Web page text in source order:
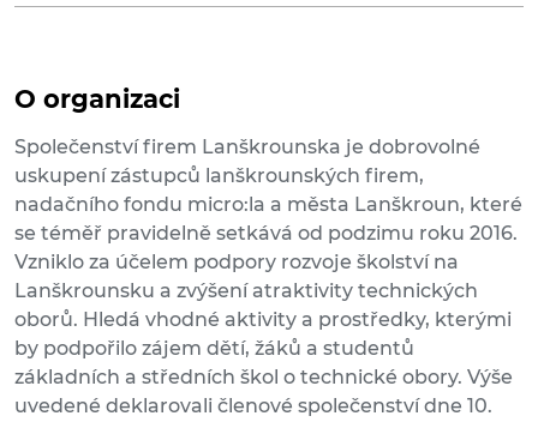
O organizaci
Společenství firem Lanškrounska je dobrovolné
uskupení zástupců lanškrounských firem,
nadačního fondu micro:la a města Lanškroun, které
se téměř pravidelně setkává od podzimu roku 2016.
Vzniklo za účelem podpory rozvoje školství na
Lanškrounsku a zvýšení atraktivity technických
oborů. Hledá vhodné aktivity a prostředky, kterými
by podpořilo zájem dětí, žáků a studentů
základních a středních škol o technické obory. Výše
uvedené deklarovali členové společenství dne 10.